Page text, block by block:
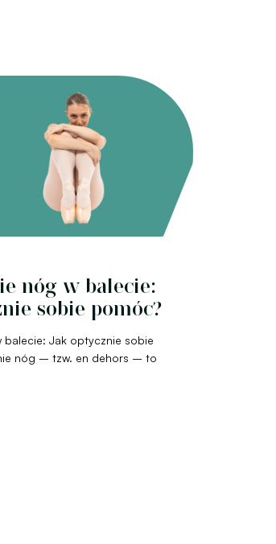
nóg w balecie:
sobie pomóc?
balecie: Jak optycznie sobie
nóg – tzw. en dehors – to